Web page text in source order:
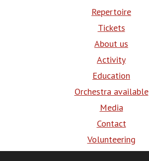
Repertoire
Tickets
About us
Activity
Education
Orchestra available
Media
Contact
Volunteering